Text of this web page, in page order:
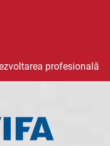
profesională